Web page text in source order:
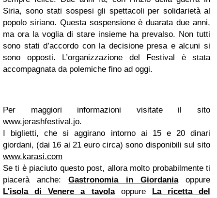
Siria, sono stati sospesi gli spettacoli per solidarietà al
popolo siriano. Questa sospensione è duarata due anni,
ma ora la voglia di stare insieme ha prevalso. Non tutti
sono stati d’accordo con la decisione presa e alcuni si
sono opposti. L’organizzazione del Festival è stata
accompagnata da polemiche fino ad oggi.
Per maggiori informazioni visitate il sito
www.jerashfestival.jo.
I biglietti, che si aggirano intorno ai 15 e 20 dinari
giordani, (dai 16 ai 21 euro circa) sono disponibili sul sito
www.karasi.com
Se ti è piaciuto questo post, allora molto probabilmente ti
piacerà anche:Gastronomia in Giordaniaoppure
L'isola di Venere a tavolaoppure La ricetta del